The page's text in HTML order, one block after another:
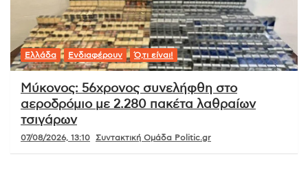
Ελλάδα Ενδιαφέρουν Ό,τι είναι!
Μύκονος: 56χρονος συνελήφθη στο
αεροδρόμιο με 2.280 πακέτα λαθραίων
τσιγάρων
07/08/2026, 13:10 Συντακτική Ομάδα Politic.gr